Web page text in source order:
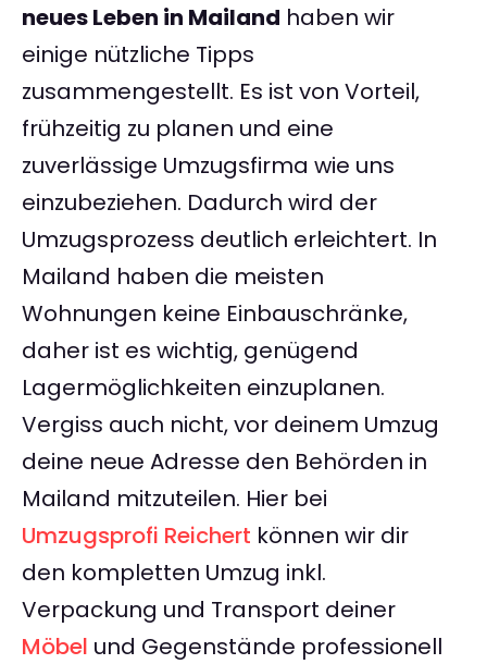
neues Leben in Mailand haben wir
einige nützliche Tipps
zusammengestellt. Es ist von Vorteil,
frühzeitig zu planen und eine
zuverlässige Umzugsfirma wie uns
einzubeziehen. Dadurch wird der
Umzugsprozess deutlich erleichtert. In
Mailand haben die meisten
Wohnungen keine Einbauschränke,
daher ist es wichtig, genügend
Lagermöglichkeiten einzuplanen.
Vergiss auch nicht, vor deinem Umzug
deine neue Adresse den Behörden in
Mailand mitzuteilen. Hier bei
Umzugsprofi Reichert können wir dir
den kompletten Umzug inkl.
Verpackung und Transport deiner
Möbel und Gegenstände professionell